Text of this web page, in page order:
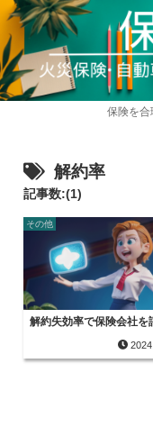
保険を合
解約率
記事数:(1)
その他
解約失効率で保険会社を